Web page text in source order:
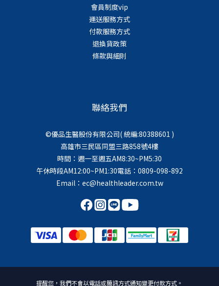
會員制度vip
運送服務方式
付款服務方式
退換貨政策
條款與細則
聯絡我們
©優品生醫股份有限公司( 統編:80388601 )
高雄市三民區同盟三路858號4樓
時間：週一至週五AM8:30~PM5:30
午休時段AM12:00~PM1:30電話：0809-098-892
Email：ec@healthleader.com.tw
提醒您，我們不會以電話或簡訊方式通知變更付款方式。